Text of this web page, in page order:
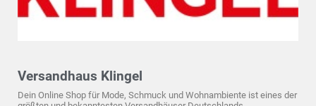
Versandhaus Klingel
Dein Online Shop für Mode, Schmuck und Wohnambiente ist eines der